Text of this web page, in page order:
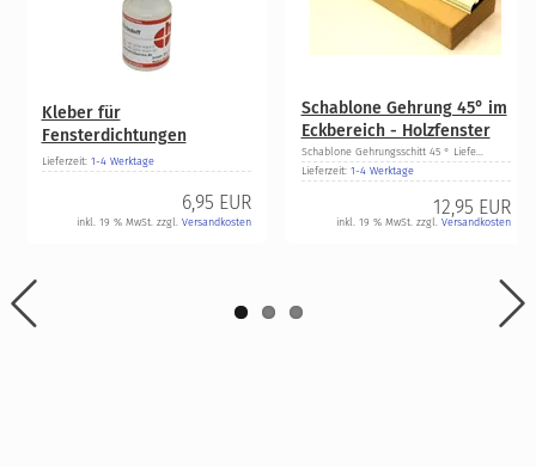
Kleber für
Fensterdichtungen
Lieferzeit: 1-4 Werktage
6,95 EUR
inkl. 19 % MwSt. zzgl. Versandkosten
Schablone Gehrung 45° im
Eckbereich - Holzfenster
Schablone Gehrungsschitt 45 ° Liefe...
Lieferzeit: 1-4 Werktage
12,95 EUR
inkl. 19 % MwSt. zzgl. Versandkosten